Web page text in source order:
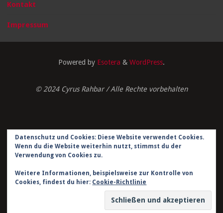
Kontakt
Impressum
Powered by Esotera & WordPress.
© 2024 Cyrus Rahbar / Alle Rechte vorbehalten
Impressum
Kontakt
Datenschutz und Cookies: Diese Website verwendet Cookies.
Wenn du die Website weiterhin nutzt, stimmst du der
Verwendung von Cookies zu.
Weitere Informationen, beispielsweise zur Kontrolle von
Cookies, findest du hier: Cookie-Richtlinie